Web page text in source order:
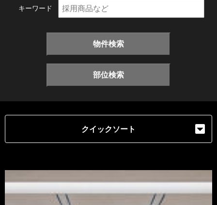
キーワード
物件検索
部位検索
クイックソート